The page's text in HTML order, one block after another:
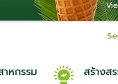
หกรรม
สร้างส